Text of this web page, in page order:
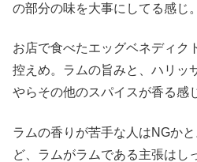
の部分の味を大事にしてる感じ。
お店で食べたエッグベネディク
控えめ。ラムの旨みと、ハリッ
やらその他のスパイスが香る感
ラムの香りが苦手な人はNGか
ど、ラムがラムである主張はし